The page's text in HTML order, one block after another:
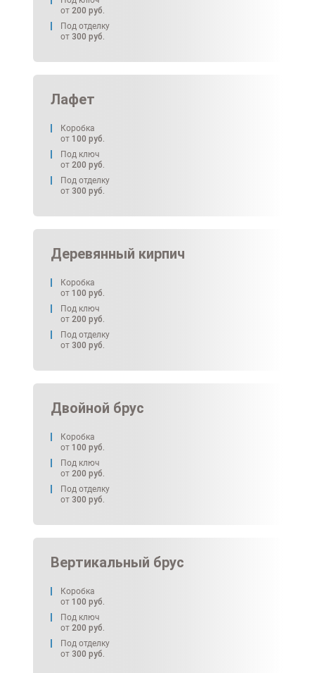
от 200 руб.
Под отделку
от 300 руб.
Лафет
Коробка
от 100 руб.
Под ключ
от 200 руб.
Под отделку
от 300 руб.
Деревянный кирпич
Коробка
от 100 руб.
Под ключ
от 200 руб.
Под отделку
от 300 руб.
Двойной брус
Коробка
от 100 руб.
Под ключ
от 200 руб.
Под отделку
от 300 руб.
Вертикальный брус
Коробка
от 100 руб.
Под ключ
от 200 руб.
Под отделку
от 300 руб.